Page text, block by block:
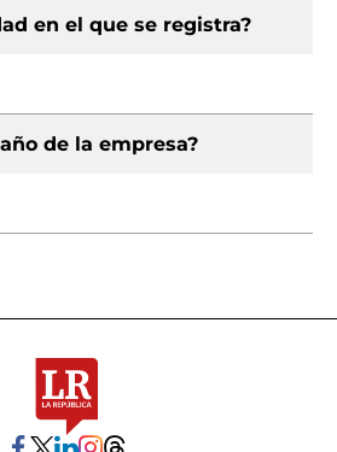
en el que se registra?
de la empresa?